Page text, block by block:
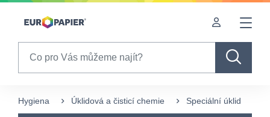
Table Of Content
Hygiena Úklidová a čisticí chemie Speciální úklid